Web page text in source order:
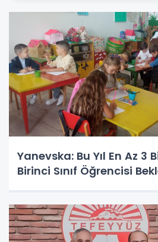
Yanevska: Bu Yıl En Az 3
Birinci Sınıf Öğrencisi